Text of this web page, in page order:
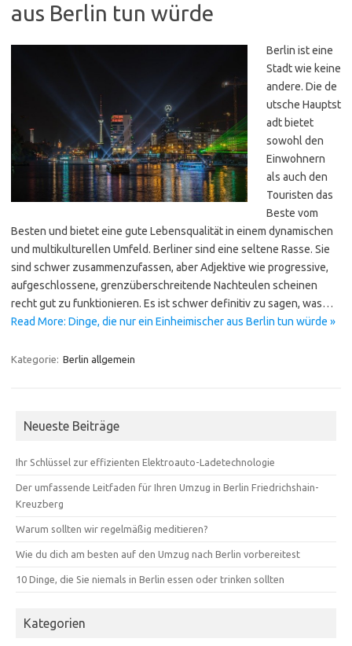
aus Berlin tun würde
Berlin ist eine
Stadt wie keine
andere. Die de
utsche Hauptst
adt bietet
sowohl den
Einwohnern
als auch den
Touristen das
Beste vom
Besten und bietet eine gute Lebensqualität in einem dynamischen
und multikulturellen Umfeld. Berliner sind eine seltene Rasse. Sie
sind schwer zusammenzufassen, aber Adjektive wie progressive,
aufgeschlossene, grenzüberschreitende Nachteulen scheinen
recht gut zu funktionieren. Es ist schwer definitiv zu sagen, was…
Read More: Dinge, die nur ein Einheimischer aus Berlin tun würde »
Kategorie: Berlin allgemein
Neueste Beiträge
Ihr Schlüssel zur effizienten Elektroauto-Ladetechnologie
Der umfassende Leitfaden für Ihren Umzug in Berlin Friedrichshain-
Kreuzberg
Warum sollten wir regelmäßig meditieren?
Wie du dich am besten auf den Umzug nach Berlin vorbereitest
10 Dinge, die Sie niemals in Berlin essen oder trinken sollten
Kategorien